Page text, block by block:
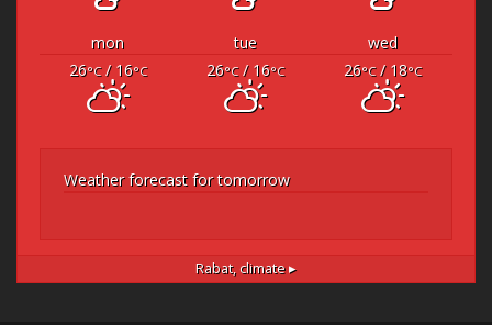
mon tue
wed
26°C/ 16°C 26°C/ 16°C 26°C/ 18°C
Weather forecast for tomorrow
Rabat, climate ▸